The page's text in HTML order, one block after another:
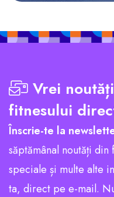
Vrei
fitnesului
Înscrie-te la
săptămânal noutăți
speciale și multe alte
ta, direct pe e-mail.